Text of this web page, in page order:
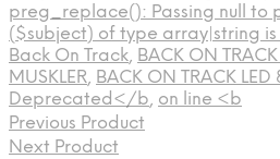
preg_replace(): Passing null to
($subject) of type array|string
Back On Track, BACK ON
MUSKLER, BACK ON TRACK LED
Deprecated</b, on line <b
Previous Product
Next Product